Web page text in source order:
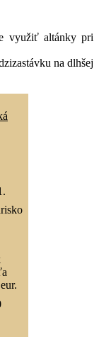
využiť altánky pri
na dlhšej